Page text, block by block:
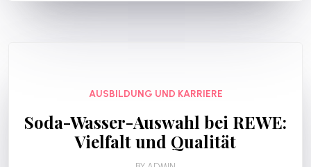
AUSBILDUNG UND KARRIERE
Soda-Wasser-Auswahl bei REWE:
Vielfalt und Qualität